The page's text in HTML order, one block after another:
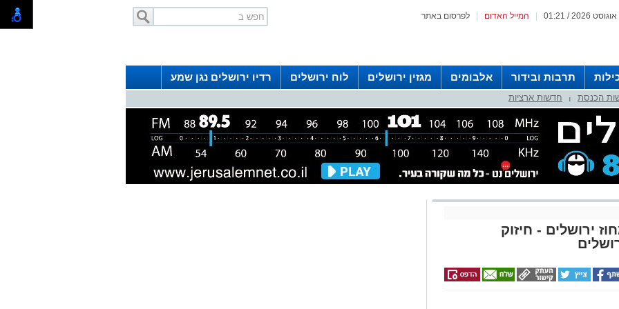
לפרסום באתר המייל האדום
תרבות ובידור אלבומים מגזין ירושלים לוח ירושלים
רדיו ירושלים נגן שמע
רדיו ירושלים
הכנסת חדשות ארציות
ירושלים - חיזוק